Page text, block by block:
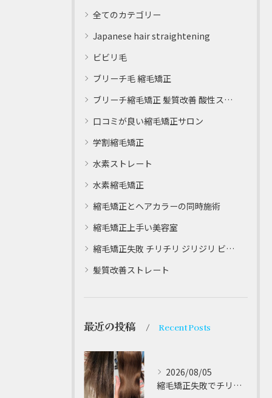
全てのカテゴリー
Japanese hair straightening
ビビリ毛
ブリーチ毛 縮毛矯正
ブリーチ縮毛矯正 髪質改善 酸性ストレート
口コミが良い縮毛矯正サロン
学割縮毛矯正
水素ストレート
水素縮毛矯正
縮毛矯正とヘアカラーの同時施術
縮毛矯正上手い美容室
縮毛矯正失敗 チリチリ ジリジリ ビビり直し専門
髪質改善ストレート
最近の投稿 Recent Posts
2026/08/05
縮毛矯正失敗でチリチリジリジリの髪をビビり直し専門が丁寧に修復する方法解説